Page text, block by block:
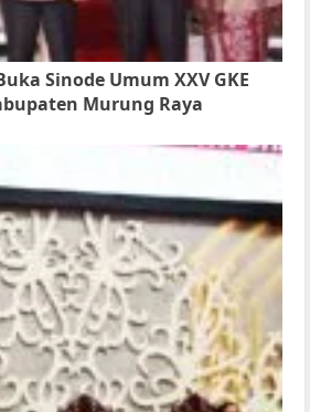
Sinode Umum XXV GKE
Murung Raya